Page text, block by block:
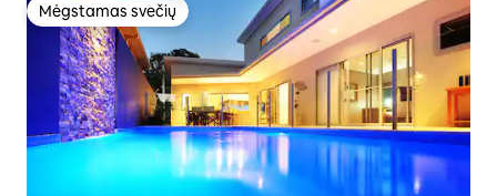
Mėgstamas svečių
Mėgstamas svečių